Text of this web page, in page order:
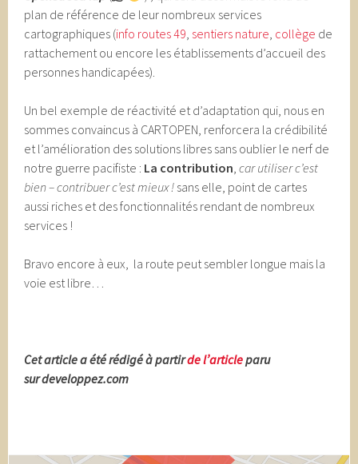
plan de référence de leur nombreux services
cartographiques (info routes 49, sentiers nature, collège de
rattachement ou encore les établissements d’accueil des
personnes handicapées).
Un bel exemple de réactivité et d’adaptation qui, nous en
sommes convaincus à CARTOPEN, renforcera la crédibilité
et l’amélioration des solutions libres sans oublier le nerf de
notre guerre pacifiste : La contribution,car utiliser c’est
bien – contribuer c’est mieux ! sans elle, point de cartes
aussi riches et des fonctionnalités rendant de nombreux
services !
Bravo encore à eux, la route peut sembler longue mais la
voie est libre…
Cet article a été rédigé à partirde l’articleparu
sur developpez.com